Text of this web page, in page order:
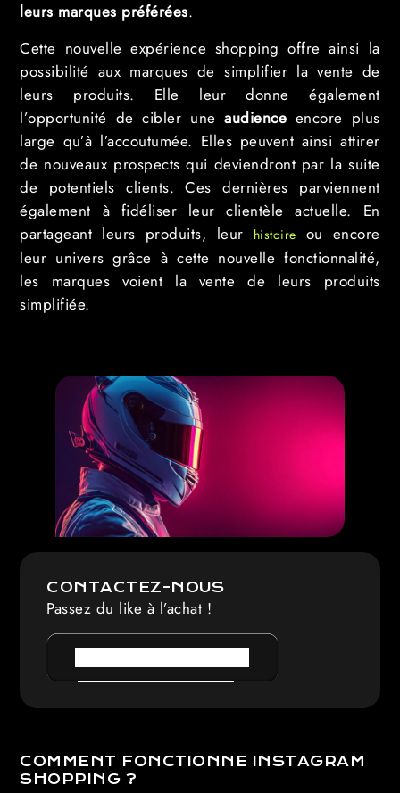
leurs marques préférées.
Cette nouvelle expérience shopping offre ainsi la
possibilité aux marques de simplifier la vente de
leurs produits. Elle leur donne également
l’opportunité de cibler uneaudience encore plus
large qu’à l’accoutumée. Elles peuvent ainsi attirer
de nouveaux prospects qui deviendront par la suite
de potentiels clients. Ces dernières parviennent
également à fidéliser leur clientèle actuelle. En
partageant leurs produits, leur
histoire ou encore
leur univers grâce à cette nouvelle fonctionnalité,
les marques voient la vente de leurs produits
simplifiée.
CONTACTEZ-NOUS
Passez du like à l’achat !
COMMENT FONCTIONNE INSTAGRAM
SHOPPING ?